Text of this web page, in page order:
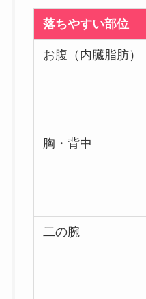
落ちやすい部位
お腹（内臓脂肪）
胸・背中
二の腕